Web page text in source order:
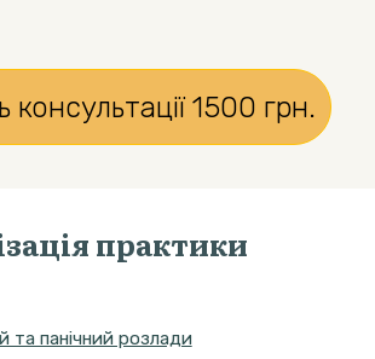
консультації1500 грн.
практики
та панічний розлади